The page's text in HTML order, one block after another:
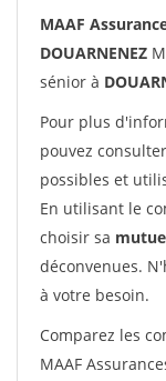
MAAF
DOUARNENEZ
sénior à
Pour plus
pouvez
possibles et
En utilisant le
choisir sa
déconvenues.
à votre besoin.
Comparez les
MAAF